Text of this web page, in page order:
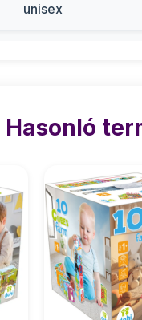
unisex
Hasonló